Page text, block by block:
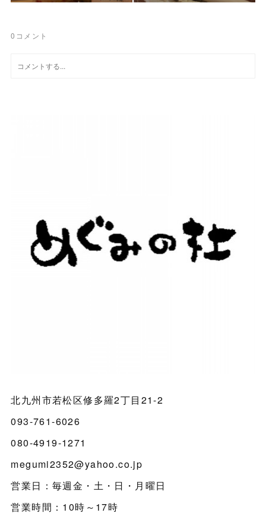
0 コメント
北九州市若松区修多羅2丁目21-2
093-761-6026
080-4919-1271
megumi2352@yahoo.co.jp
営業日：毎週金・土・日・月曜日
営業時間：10時～17時